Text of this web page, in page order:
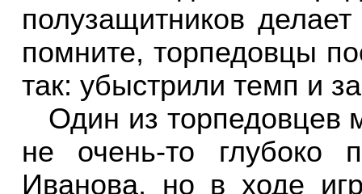
полузащитников
помните, торпедовцы
так: убыстрили темп и
Один из торпедовцев
не очень-то глубоко
Иванова, но в ходе